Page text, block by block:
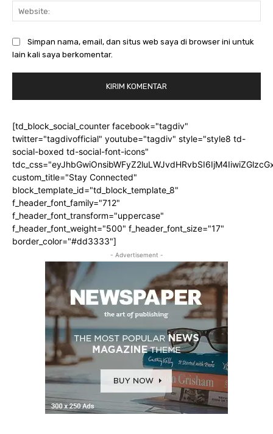
Simpan nama, email, dan situs web saya di browser ini untuk
lain kali saya berkomentar.
[td_block_social_counter facebook="tagdiv"
twitter="tagdivofficial" youtube="tagdiv" style="style8 td-
social-boxed td-social-font-icons"
custom_title="Stay Connected"
block_template_id="td_block_template_8"
f_header_font_family="712"
f_header_font_transform="uppercase"
f_header_font_weight="500" f_header_font_size="17"
border_color="#dd3333"]
- Advertisement -